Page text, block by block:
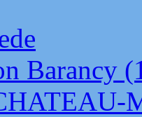
Barancy